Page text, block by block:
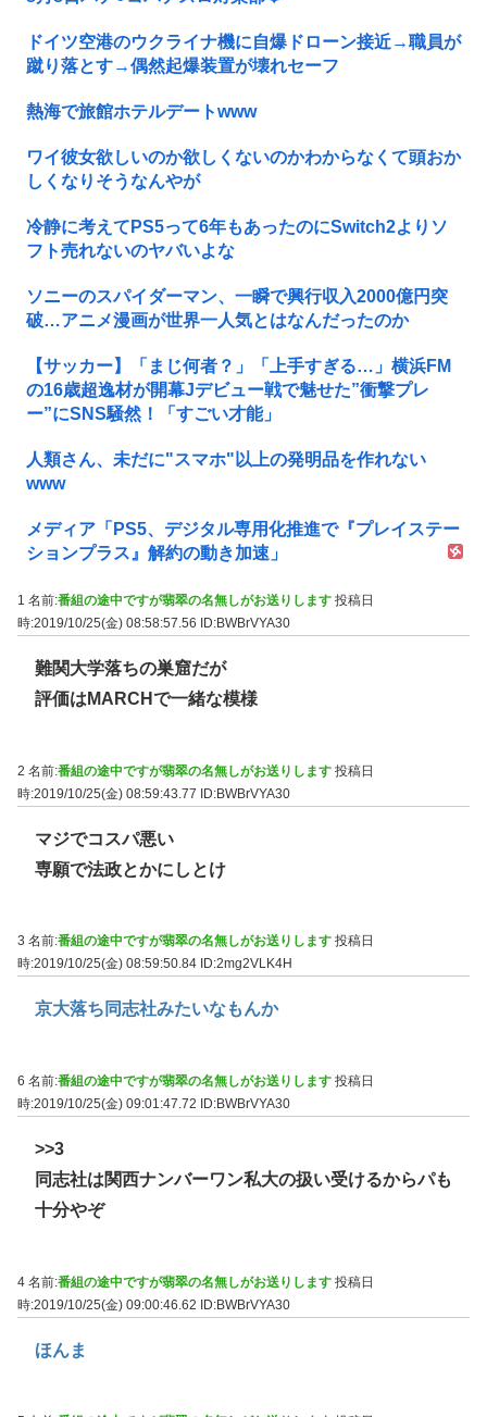
ドイツ空港のウクライナ機に自爆ドローン接近→職員が
蹴り落とす→偶然起爆装置が壊れセーフ
熱海で旅館ホテルデートwww
ワイ彼女欲しいのか欲しくないのかわからなくて頭おか
しくなりそうなんやが
冷静に考えてPS5って6年もあったのにSwitch2よりソ
フト売れないのヤバいよな
ソニーのスパイダーマン、一瞬で興行収入2000億円突
破…アニメ漫画が世界一人気とはなんだったのか
【サッカー】「まじ何者？」「上手すぎる…」横浜FM
の16歳超逸材が開幕Jデビュー戦で魅せた”衝撃プレ
ー”にSNS騒然！「すごい才能」
人類さん、未だに"スマホ"以上の発明品を作れない
www
メディア「PS5、デジタル専用化推進で『プレイステー
ションプラス』解約の動き加速」
1 名前:番組の途中ですが翡翠の名無しがお送りします 投稿日
時:2019/10/25(金) 08:58:57.56
ID:BWBrVYA30
難関大学落ちの巣窟だが
評価はMARCHで一緒な模様
2 名前:番組の途中ですが翡翠の名無しがお送りします 投稿日
時:2019/10/25(金) 08:59:43.77 ID:BWBrVYA30
マジでコスパ悪い
専願で法政とかにしとけ
3 名前:番組の途中ですが翡翠の名無しがお送りします 投稿日
時:2019/10/25(金) 08:59:50.84 ID:2mg2VLK4H
京大落ち同志社みたいなもんか
6 名前:番組の途中ですが翡翠の名無しがお送りします 投稿日
時:2019/10/25(金) 09:01:47.72
ID:BWBrVYA30
>>3
同志社は関西ナンバーワン私大の扱い受けるからパも
十分やぞ
4 名前:番組の途中ですが翡翠の名無しがお送りします 投稿日
時:2019/10/25(金) 09:00:46.62 ID:BWBrVYA30
ほんま